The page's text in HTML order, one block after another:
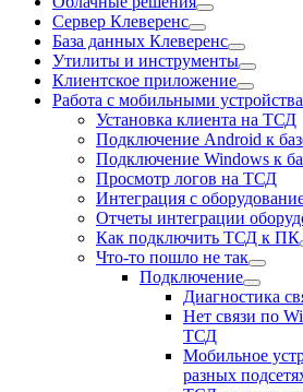
Сервер Клеверенс
База данных Клеверенс
Утилиты и инструменты
Клиентское приложение
Работа с мобильными
Установка клиента на ТСД
Подключение Android к
Подключение Windows к
Просмотр логов на ТСД
Интеграция с
Отчеты интеграции
Как подключить ТСД к ПК
Что-то пошло не так
Подключение
Диагностика
Нет связи по
ТСД
Мобильное
разных